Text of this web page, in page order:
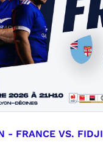
- FRANCE VS. FIDJI